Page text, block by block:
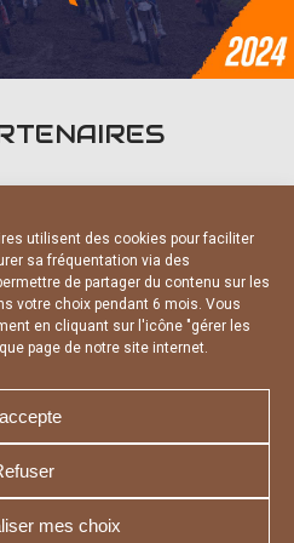
utilisent des cookies pour faciliter
sa fréquentation via des
de partager du contenu sur les
votre choix pendant 6 mois. Vous
en cliquant sur l'icône "gérer les
page de notre site internet.
mes choix
OFFICIELS
MENTIONS LÉGALES
DÉCLARATION DE CONFIDENTIALITÉ